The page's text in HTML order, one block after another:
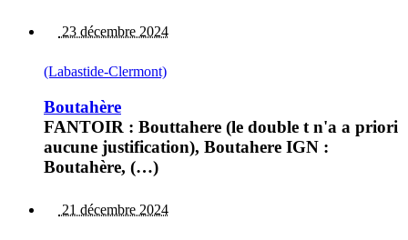
23 décembre 2024
(Labastide-Clermont)
Boutahère
FANTOIR : Bouttahere (le double t n'a a priori
aucune justification), Boutahere IGN :
Boutahère, (…)
21 décembre 2024